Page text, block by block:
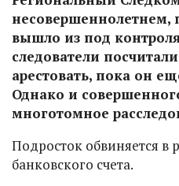
несовершеннолетнем,
вышло из под
следователи
арестовать, пока он
Однако и
многотомное
Подросток обвиняется в
банковского счета.